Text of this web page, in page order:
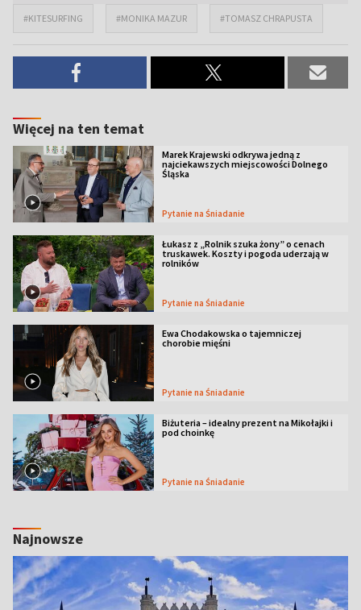
#KITESURFING #MONIKA MAZUR #TOMASZ CHRAPUSTA
Więcej na ten temat
Marek Krajewski odkrywa jedną z
najciekawszych miejscowości Dolnego
Śląska
Pytanie na Śniadanie
Łukasz z „Rolnik szuka żony” o cenach
truskawek. Koszty i pogoda uderzają w
rolników
Pytanie na Śniadanie
Ewa Chodakowska o tajemniczej
chorobie mięśni
Pytanie na Śniadanie
Biżuteria – idealny prezent na Mikołajki i
pod choinkę
Pytanie na Śniadanie
Najnowsze